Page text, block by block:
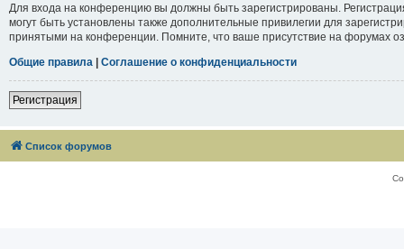
Для входа на конференцию вы должны быть зарегистрированы.
могут быть установлены также дополнительные привилегии для
принятыми на конференции. Помните, что ваше присутствие на форумах
Общие правила | Соглашение о конфиденциальности
Регистрация
Список форумов